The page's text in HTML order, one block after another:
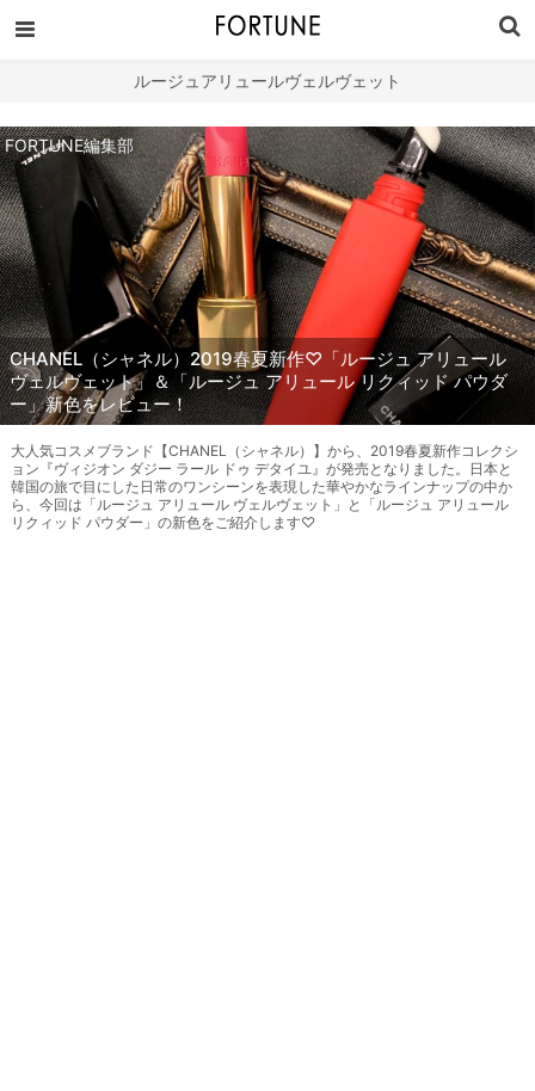
ルージュアリュールヴェルヴェット
FORTUNE編集部
CHANEL（シャネル）2019春夏新作♡「ルージュ アリュール
ヴェルヴェット」＆「ルージュ アリュール リクィッド パウダ
ー」新色をレビュー！
大人気コスメブランド【CHANEL（シャネル）】から、2019春夏新作コレクシ
ョン『ヴィジオン ダジー ラール ドゥ デタイユ』が発売となりました。日本と
韓国の旅で目にした日常のワンシーンを表現した華やかなラインナップの中か
ら、今回は「ルージュ アリュール ヴェルヴェット」と「ルージュ アリュール
リクィッド パウダー」の新色をご紹介します♡